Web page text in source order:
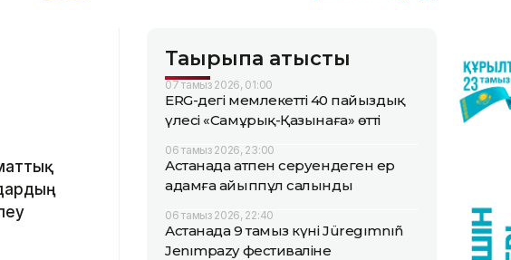
Тақырыпқа қатысты
07 тамыз 2026, 01:00
ERG-дегі мемлекеттің 40 пайыздық
үлесі «Самұрық-Қазынаға» өтті
06 тамыз 2026, 23:00
Астанада атпен серуендеген ер
адамға айыппұл салынды
06 тамыз 2026, 22:40
Астанада 9 тамыз күні Jüregımnıñ
Jenımpazy фестиваліне